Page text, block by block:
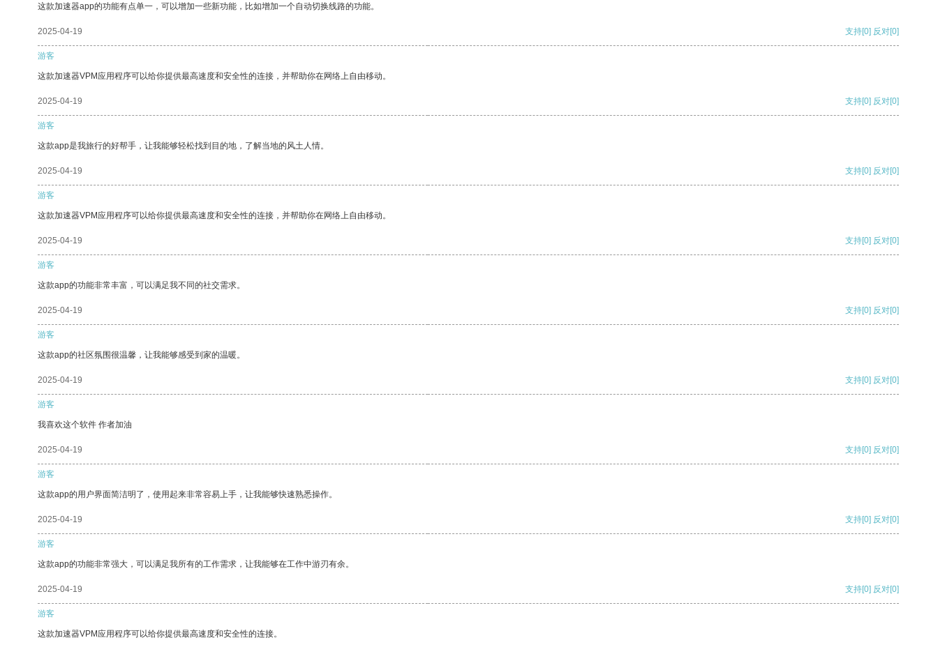
这款加速器app的功能有点单一，可以增加一些新功能，比如增加一个自动切换线路的功能。
2025-04-19 支持[0] 反对[0]
游客
这款加速器VPM应用程序可以给你提供最高速度和安全性的连接，并帮助你在网络上自由移动。
2025-04-19 支持[0] 反对[0]
游客
这款app是我旅行的好帮手，让我能够轻松找到目的地，了解当地的风土人情。
2025-04-19 支持[0] 反对[0]
游客
这款加速器VPM应用程序可以给你提供最高速度和安全性的连接，并帮助你在网络上自由移动。
2025-04-19 支持[0] 反对[0]
游客
这款app的功能非常丰富，可以满足我不同的社交需求。
2025-04-19 支持[0] 反对[0]
游客
这款app的社区氛围很温馨，让我能够感受到家的温暖。
2025-04-19 支持[0] 反对[0]
游客
我喜欢这个软件 作者加油
2025-04-19 支持[0] 反对[0]
游客
这款app的用户界面简洁明了，使用起来非常容易上手，让我能够快速熟悉操作。
2025-04-19 支持[0] 反对[0]
游客
这款app的功能非常强大，可以满足我所有的工作需求，让我能够在工作中游刃有余。
2025-04-19 支持[0] 反对[0]
游客
这款加速器VPM应用程序可以给你提供最高速度和安全性的连接。